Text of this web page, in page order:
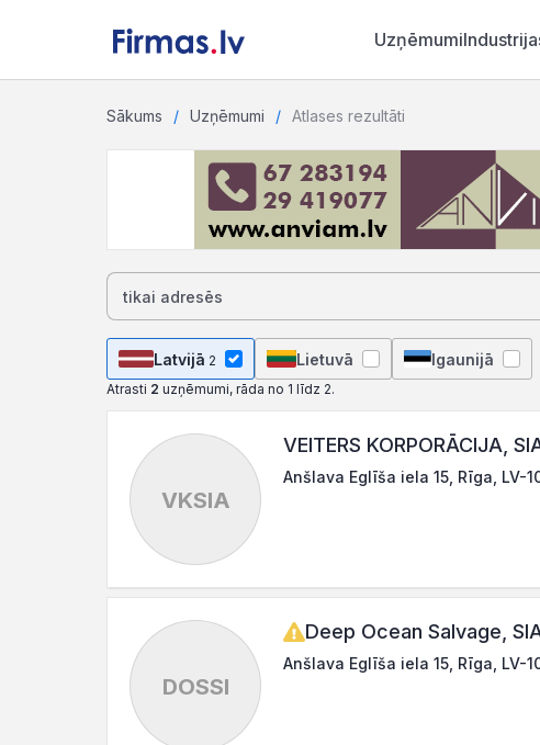
Uzņēmumi
Sākums Uzņēmumi Atlases rezultāti
Latvijā 2 Lietuvā Igaunijā
Atrasti 2 uzņēmumi, rāda no 1 līdz 2.
VKSIA
VEITERS KORPORĀCIJA,
Anšlava Eglīša iela 15, Rīga, LV-
DOSSI
Deep Ocean Salvage,
Anšlava Eglīša iela 15, Rīga, LV-